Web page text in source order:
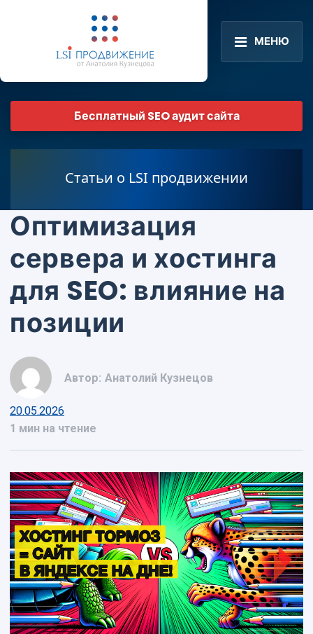
МЕНЮ
Бесплатный SEO аудит сайта
Статьи о LSI продвижении
Оптимизация
сервера и хостинга
для SEO: влияние на
позиции
Автор: Анатолий Кузнецов
20.05.2026
1 мин на чтение